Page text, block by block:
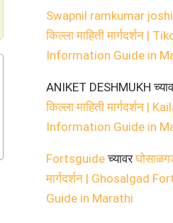
Swapnil ramkumar joshi
किल्ला माहिती मार्गदर्शन |
Information Guide in
ANIKET DESHMUKH
किल्ला माहिती मार्गदर्शन |
Information Guide in
Fortsguideच्यावर
मार्गदर्शन | Ghosalgad
Guide in Marathi